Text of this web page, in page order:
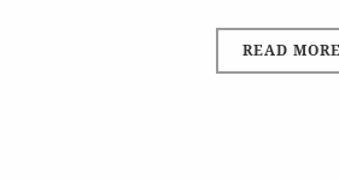
READ MORE